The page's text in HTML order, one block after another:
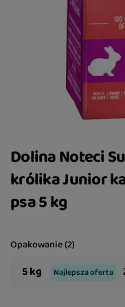
Dolina Noteci
królika Junior
psa 5 kg
Opakowanie (2)
5 kg Najlepsza oferta